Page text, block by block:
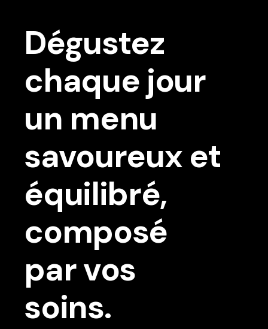
Dégustez
chaque jour
un menu
savoureux et
équilibré,
composé
par vos
soins.